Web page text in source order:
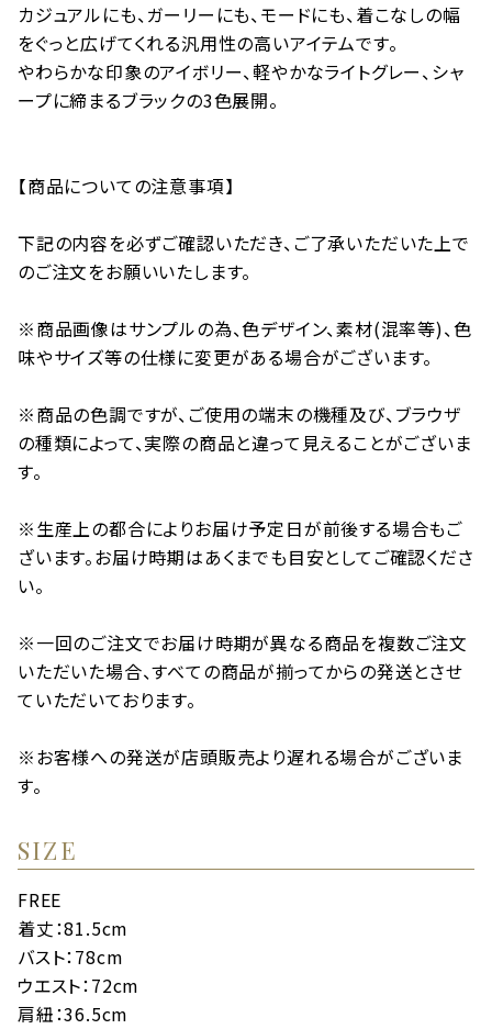
カジュアルにも、ガーリーにも、モードにも、着こなしの幅
をぐっと広げてくれる汎用性の高いアイテムです。
やわらかな印象のアイボリー、軽やかなライトグレー、シャ
ープに締まるブラックの3色展開。
【商品についての注意事項】
下記の内容を必ずご確認いただき、ご了承いただいた上で
のご注文をお願いいたします。
※商品画像はサンプルの為、色デザイン、素材(混率等)、色
味やサイズ等の仕様に変更がある場合がございます。
※商品の色調ですが、ご使用の端末の機種及び、ブラウザ
の種類によって、実際の商品と違って見えることがございま
す。
※生産上の都合によりお届け予定日が前後する場合もご
ざいます。お届け時期はあくまでも目安としてご確認くださ
い。
※一回のご注文でお届け時期が異なる商品を複数ご注文
いただいた場合、すべての商品が揃ってからの発送とさせ
ていただいております。
※お客様への発送が店頭販売より遅れる場合がございま
す。
SIZE
FREE
着丈：81.5cm
バスト：78cm
ウエスト：72cm
肩紐：36.5cm